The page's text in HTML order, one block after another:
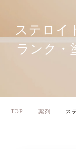
ステロイ
ランク・
TOP 薬剤 ス